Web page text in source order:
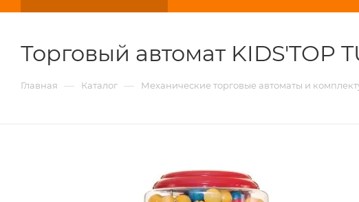
Торговый автомат KIDS'TOP
Главная — Каталог — Механические торговые автоматы и